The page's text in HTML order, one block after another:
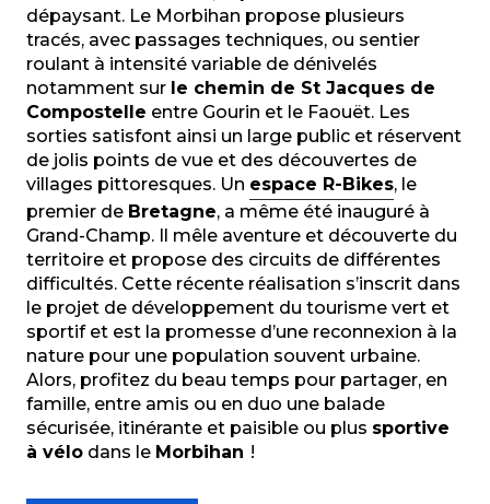
dépaysant. Le Morbihan propose plusieurs
tracés, avec passages techniques, ou sentier
roulant à intensité variable de dénivelés
notamment sur le chemin de St Jacques de
Compostelle entre Gourin et le Faouët. Les
sorties satisfont ainsi un large public et réservent
de jolis points de vue et des découvertes de
villages pittoresques. Un espace R-Bikes, le
premier de Bretagne, a même été inauguré à
Grand-Champ. Il mêle aventure et découverte du
territoire et propose des circuits de différentes
difficultés. Cette récente réalisation s’inscrit dans
le projet de développement du tourisme vert et
sportif et est la promesse d’une reconnexion à la
nature pour une population souvent urbaine.
Alors, profitez du beau temps pour partager, en
famille, entre amis ou en duo une balade
sécurisée, itinérante et paisible ou plus sportive
à vélo dans le Morbihan !